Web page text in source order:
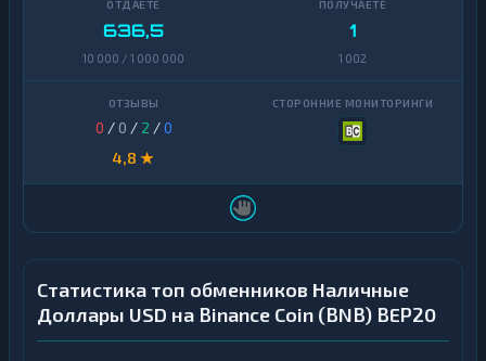
636,5
10 000 / 1 000 000
1
1 002
0 / 0 / 2 /0
4,8 ★
Статистика топ обменников Наличные
Доллары USD на Binance Coin (BNB) BEP20